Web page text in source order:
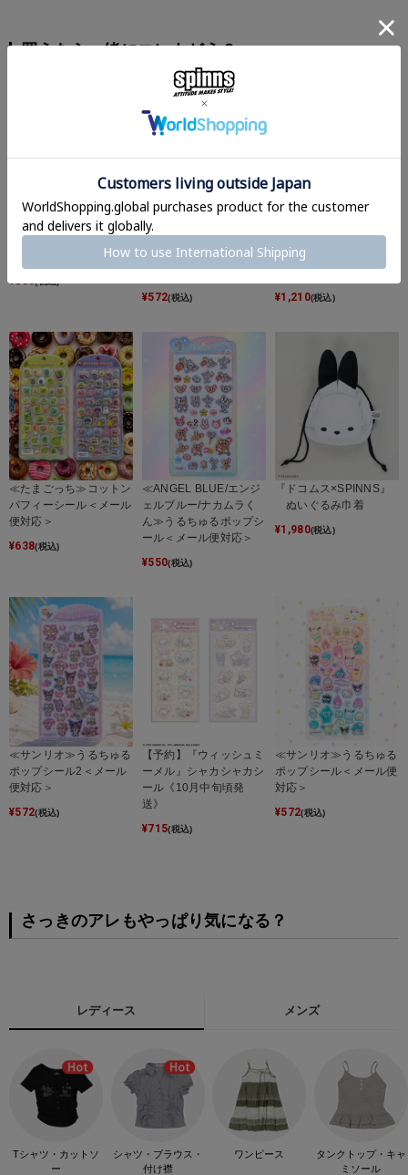
買うなら一緒にコレもどう？
『ドコムス×SPINNS』
3D PUFFY SEAL
¥880(税込)
ップシール＜メール便対
応＞
¥572(税込)
『ドコムス×SPINNS』
PVCラバーキーホルダ
ー
¥1,210(税込)
≪たまごっち≫コットン
パフィーシール＜メール
便対応＞
¥638(税込)
≪ANGEL BLUE/エンジ
ェルブルー/ナカムラく
ん≫うるちゅるポップシ
ール＜メール便対応＞
¥550(税込)
『ドコムス×SPINNS』
ぬいぐるみ巾着
¥1,980(税込)
≪サンリオ≫うるちゅる
ポップシール2＜メール
便対応＞
¥572(税込)
【予約】『ウィッシュミ
ーメル』シャカシャカシ
ール《10月中旬頃発
送》
¥715(税込)
≪サンリオ≫うるちゅる
ポップシール＜メール便
対応＞
¥572(税込)
さっきのアレもやっぱり気になる？
レディース メンズ
Tシャツ・カットソ
ー
シャツ・ブラウス・
付け襟
ワンピース
タンクトップ・キャ
ミソール